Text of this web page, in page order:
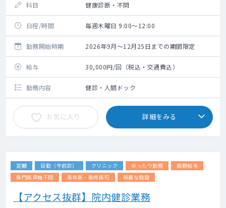
科目 健康診断・不問
日程/時間 毎週木曜日 9:00～12:00
勤務開始時期 2026年9月～12月25日までの期間限定
給与 30,000円/回（税込・交通費込）
勤務内容 健診・人間ドック
お気に入り 詳細をみる
定期 日勤（午前診） クリニック ゆったり勤務
高額給与
専門医資格不問
専攻医・専修医可 綺麗な施設
【アクセス抜群】院内健診業務